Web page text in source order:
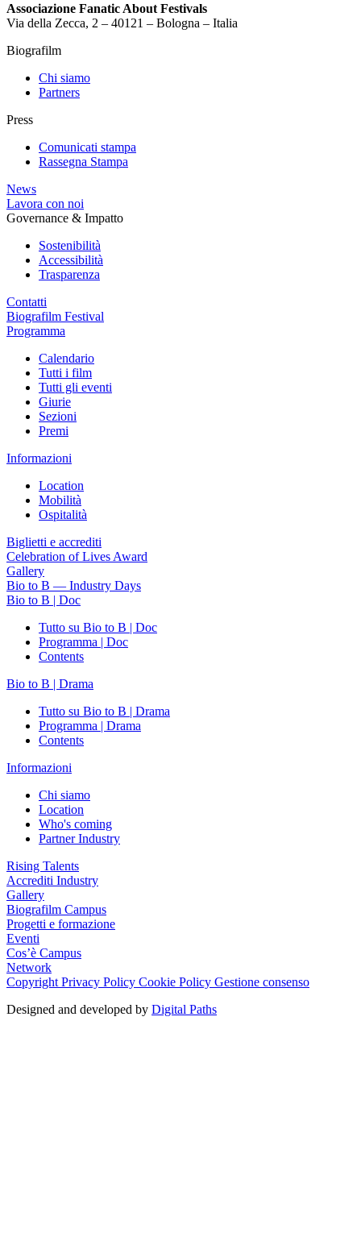
Associazione Fanatic About Festivals
Via della Zecca, 2 – 40121 – Bologna – Italia
Biografilm
Chi siamo
Partners
Press
Comunicati stampa
Rassegna Stampa
News
Lavora con noi
Governance & Impatto
Sostenibilità
Accessibilità
Trasparenza
Contatti
Biografilm Festival
Programma
Calendario
Tutti i film
Tutti gli eventi
Giurie
Sezioni
Premi
Informazioni
Location
Mobilità
Ospitalità
Biglietti e accrediti
Celebration of Lives Award
Gallery
Bio to B — Industry Days
Bio to B | Doc
Tutto su Bio to B | Doc
Programma | Doc
Contents
Bio to B | Drama
Tutto su Bio to B | Drama
Programma | Drama
Contents
Informazioni
Chi siamo
Location
Who's coming
Partner Industry
Rising Talents
Accrediti Industry
Gallery
Biografilm Campus
Progetti e formazione
Eventi
Cos’è Campus
Network
Copyright Privacy Policy Cookie Policy Gestione consenso
Designed and developed by Digital Paths